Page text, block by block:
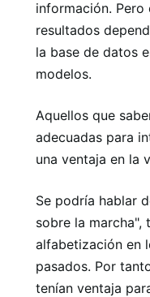
información. Pero
resultados
la base de datos
modelos.
Aquellos que
adecuadas para
una ventaja en la
Se podría hablar
sobre la marcha",
alfabetización en
pasados. Por
tenían ventaja